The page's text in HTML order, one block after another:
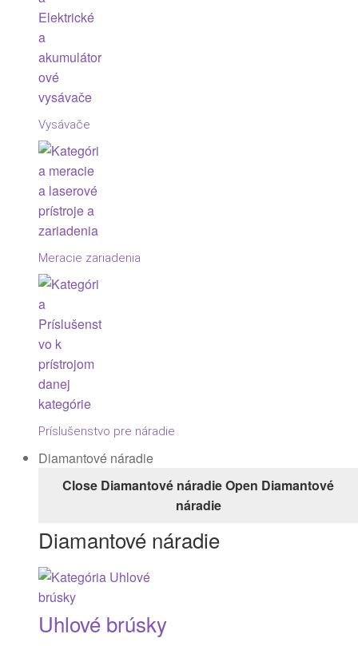
Vysávače
Meracie zariadenia
Príslušenstvo pre náradie
Diamantové náradie
Close Diamantové náradieOpen Diamantové
náradie
Diamantové náradie
Uhlové brúsky